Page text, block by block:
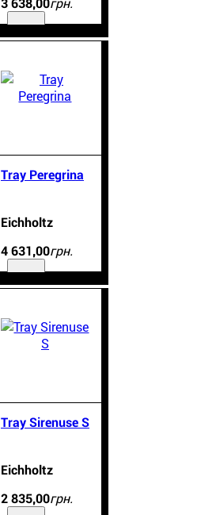
3 638,00
Tray Peregrina
Eichholtz
4 631 ,00грн.
Tray Sirenuse S
Eichholtz
2 835,00грн.